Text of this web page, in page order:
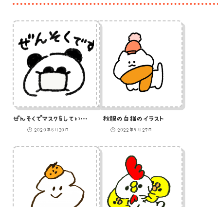
ぜんそくでマスクをしているパンダのイラスト
2020年6月30日
秋服の白猫のイラスト
2022年9月27日